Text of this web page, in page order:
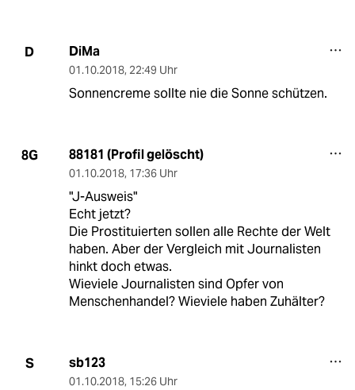
D DiMa
01.10.2018, 22:49 Uhr
Sonnencreme sollte nie die Sonne schützen.
8G 88181 (Profil gelöscht)
01.10.2018, 17:36 Uhr
"J-Ausweis"
Echt jetzt?
Die Prostituierten sollen alle Rechte der Welt
haben. Aber der Vergleich mit Journalisten
hinkt doch etwas.
Wieviele Journalisten sind Opfer von
Menschenhandel? Wieviele haben Zuhälter?
S sb123
01.10.2018, 15:26 Uhr